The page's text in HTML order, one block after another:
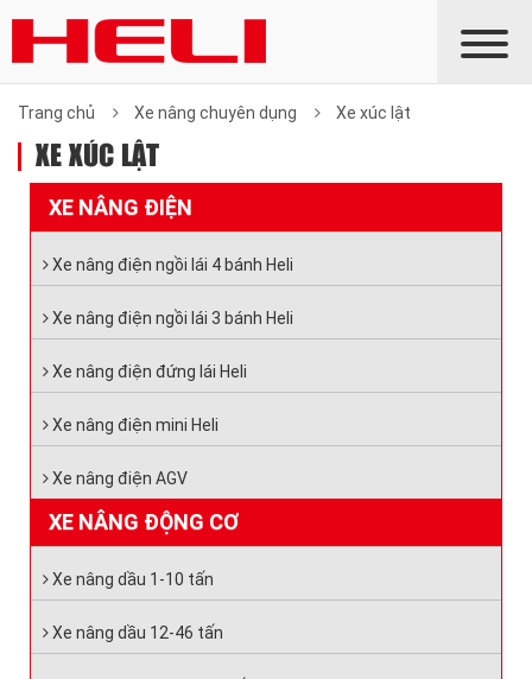
Trang chủ Xe nâng chuyên dụng Xe xúc lật
XE XÚC LẬT
XE NÂNG ĐIỆN
Xe nâng điện ngồi lái 4 bánh Heli
Xe nâng điện ngồi lái 3 bánh Heli
Xe nâng điện đứng lái Heli
Xe nâng điện mini Heli
Xe nâng điện AGV
XE NÂNG ĐỘNG CƠ
Xe nâng dầu 1-10 tấn
Xe nâng dầu 12-46 tấn